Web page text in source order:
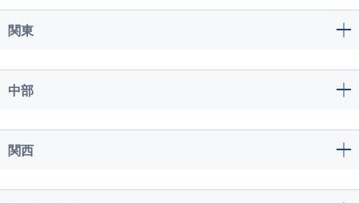
関東
中部
関西